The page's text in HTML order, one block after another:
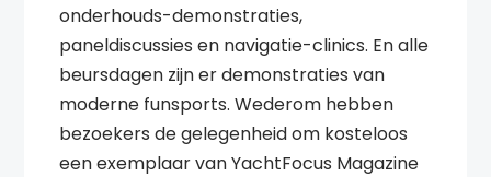
onderhouds-demonstraties,
paneldiscussies en navigatie-clinics. En alle
beursdagen zijn er demonstraties van
moderne funsports. Wederom hebben
bezoekers de gelegenheid om kosteloos
een exemplaar van YachtFocus Magazine